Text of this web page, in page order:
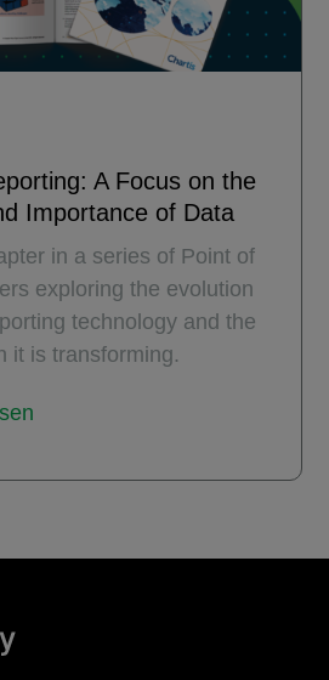
A Focus on the
Importance of Data
in a series of Point of
exploring the evolution
technology and the
it is transforming.